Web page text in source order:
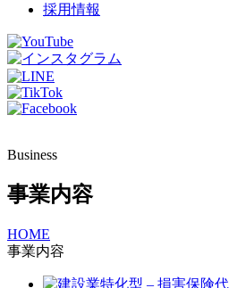
採用情報
Business
事業内容
HOME
事業内容